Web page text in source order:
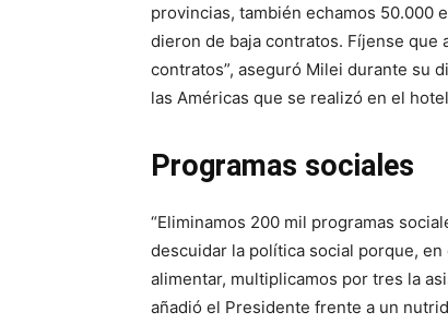
provincias, también echamos 50.000
dieron de baja contratos. Fíjense que
contratos”, aseguró Milei durante su
las Américas que se realizó en el
Programas sociales
“Eliminamos 200 mil programas
descuidar la política social porque,
alimentar, multiplicamos por tres la
añadió el Presidente frente a un